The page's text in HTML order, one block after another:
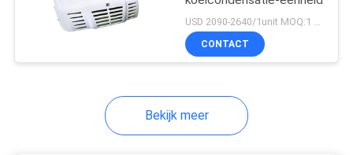
De semi Eenheden
USD 2090-2640/1unit MOQ:1 eenheid
CONTACT
Bekijk meer